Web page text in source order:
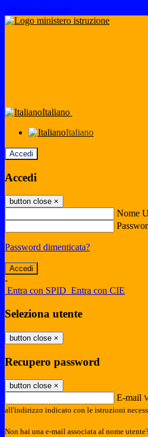
Italiano
Italiano
Accedi
Accedi
button close ×
Nome
Password dimenticata?
-
Entra con SPID Entra con CIE
Seleziona utente
button close ×
Recupero password
button close ×
E-mail
all'indirizzo indicato con le istruzioni
Non hai una e-mail associata al nome